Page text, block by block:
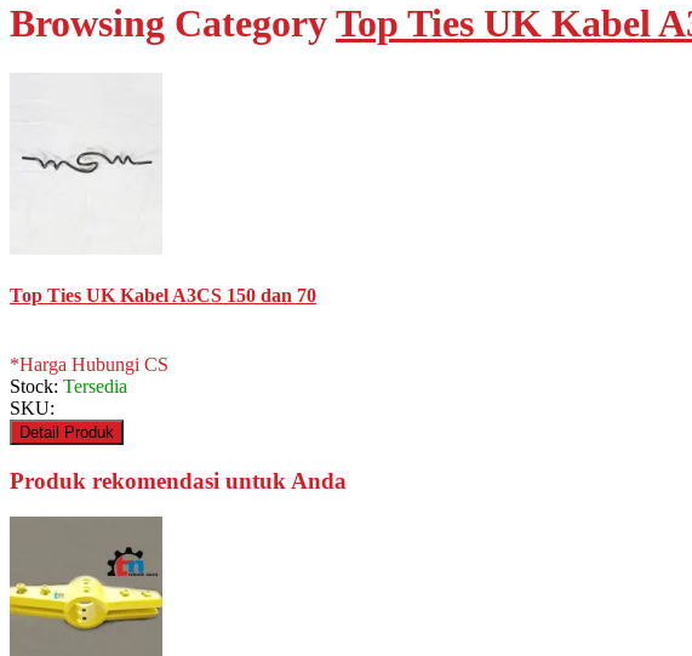
Browsing CategoryTop Ties UK Kabel
Top Ties UK Kabel A3CS 150 dan 70
*Harga Hubungi CS
Stock: Tersedia
SKU:
Detail Produk
Produk rekomendasi untuk Anda